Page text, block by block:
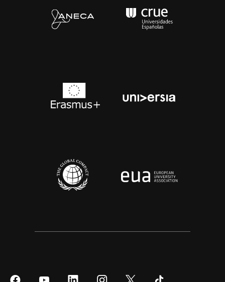
SíguenosSíguenos SíguenosSíguenos Síguenos